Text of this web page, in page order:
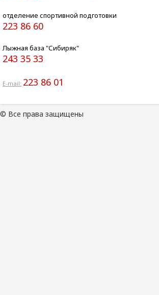
отделение спортивной подготовки
223 86 60
Лыжная база "Сибиряк"
243 35 33
E-mail: 223 86 01
© Все права защищены